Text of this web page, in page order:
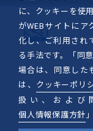
に、クッキーを使
がWEBサイトに
化し、ご利用され
る手法です。「同
場合は、同意した
は、 クッキーポリ
扱い、および
個人情報保護方針